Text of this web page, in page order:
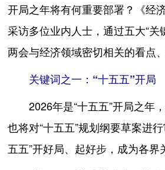
开局之年将有何重要部署？《经
采访多位业内人士，通过五大“关
两会与经济领域密切相关的看点、
关键词之一：“十五五”开局
2026年是“十五五”开局之年，
也将对“十五五”规划纲要草案进
五五”开好局、起好步，成为各界